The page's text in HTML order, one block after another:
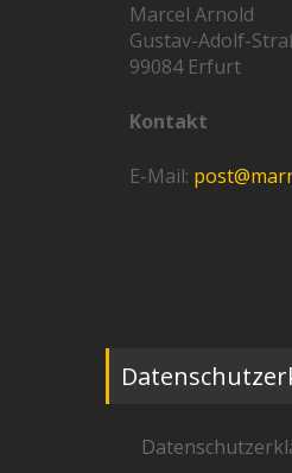
Marcel Arnold
Gustav-Adolf-
99084 Erfurt
Kontakt
E-Mail: